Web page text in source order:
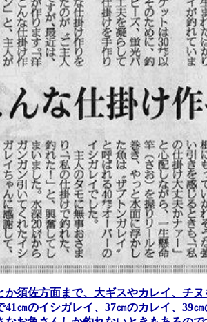
須佐方面まで、大ギスやカレイ、チヌ
㎝のイシガレイ、37㎝のカレイ、39